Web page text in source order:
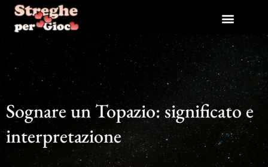
contenuto
Sognare un Topazio: significato e
interpretazione